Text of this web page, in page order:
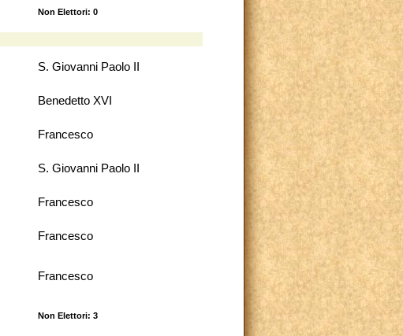
Non Elettori: 0
S. Giovanni Paolo II
Benedetto XVI
Francesco
S. Giovanni Paolo II
Francesco
Francesco
Francesco
Non Elettori: 3